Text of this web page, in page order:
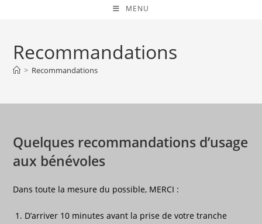
MENU
Recommandations
> Recommandations
Quelques recommandations d’usage
aux bénévoles
Dans toute la mesure du possible, MERCI :
D’arriver 10 minutes avant la prise de votre tranche